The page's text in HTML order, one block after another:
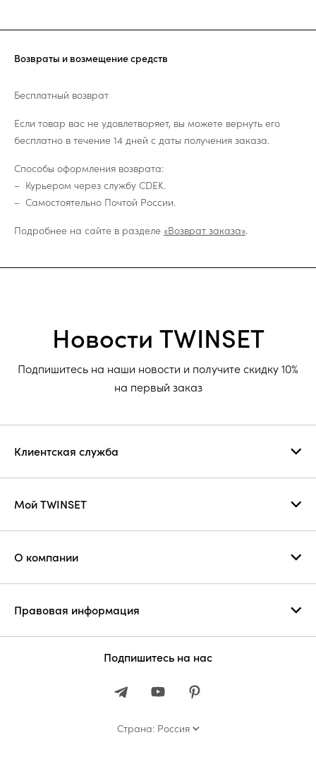
Возвраты и возмещение средств
Бесплатный возврат
Если товар вас не удовлетворяет, вы можете вернуть его
бесплатно в течение 14 дней с даты получения заказа.
Способы оформления возврата:
Курьером через службу CDEK.
Самостоятельно Почтой России.
Подробнее на сайте в разделе «Возврат заказа».
Новости TWINSET
Подпишитесь на наши новости и получите скидку 10%
на первый заказ
Клиентская служба
Мой TWINSET
О компании
Правовая информация
Подпишитесь на нас
Страна: Россия